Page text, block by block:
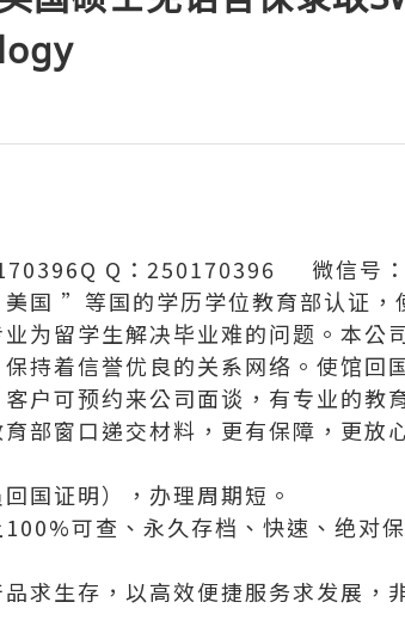
Q：250170396 微信号：
国 ”等国的学历学位教育部认证，
为留学生解决毕业难的问题。本公
持着信誉优良的关系网络。使馆回
户可预约来公司面谈，有专业的教
部窗口递交材料，更有保障，更放
国证明），办理周期短。
可查、永久存档、快速、绝对
求生存，以高效便捷服务求发展，